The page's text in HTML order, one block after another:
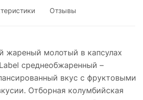
Отзывы
жареный молотый в капсулах
среднеобжаренный –
вкус с фруктовыми
Отборная колумбийская